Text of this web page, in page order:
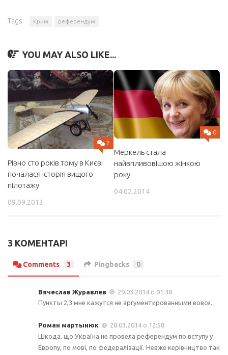
Tags: Крим референдум
YOU MAY ALSO LIKE...
2
Рівно сто років тому в Києві
почалася історія вищого
пілотажу
09.09.2013
0
Меркель стала
найвпливовішою жінкою
року
04.02.2014
3 КОМЕНТАРІ
Comments 3 Pingbacks 0
Вячеслав Журавлев
29.03.2014 о 01:38
Пункты 2,3 мне кажутся не аргументированными вовсе.
Роман мартынюк
28.03.2014 о 12:58
Шкода, що Україна не провела референдум по вступу у
Европу, по мові, по федералізації. Невже керівництво так